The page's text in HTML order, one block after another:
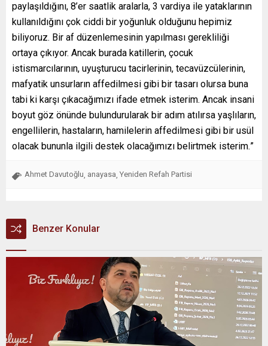
paylaşıldığını, 8’er saatlik aralarla, 3 vardiya ile yataklarının
kullanıldığını çok ciddi bir yoğunluk olduğunu hepimiz
biliyoruz. Bir af düzenlemesinin yapılması gerekliliği
ortaya çıkıyor. Ancak burada katillerin, çocuk
istismarcılarının, uyuşturucu tacirlerinin, tecavüzcülerinin,
mafyatik unsurların affedilmesi gibi bir tasarı olursa buna
tabi ki karşı çıkacağımızı ifade etmek isterim. Ancak insani
boyut göz önünde bulundurularak bir adım atılırsa yaşlıların,
engellilerin, hastaların, hamilelerin affedilmesi gibi bir usül
olacak bununla ilgili destek olacağımızı belirtmek isterim.”
Ahmet Davutoğlu anayasa Yeniden Refah Partisi
Benzer Konular